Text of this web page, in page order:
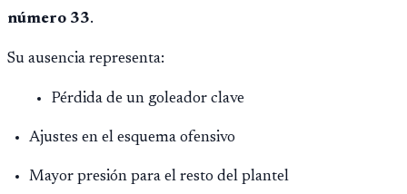
número 33.
Su ausencia representa:
Pérdida de un goleador clave
Ajustes en el esquema ofensivo
Mayor presión para el resto del plantel